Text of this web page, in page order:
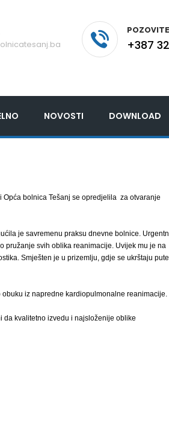
+387
NOVOSTI DOWNLOAD
Opća bolnica Tešanj se opredjelila za otvaranje
je savremenu praksu dnevne bolnice.
pružanje svih oblika reanimacije. Uvijek mu je na
Smješten je u prizemlju, gdje se ukrštaju
iz napredne kardiopulmonalne reanimacije.
da kvalitetno izvedu i najsloženije oblike